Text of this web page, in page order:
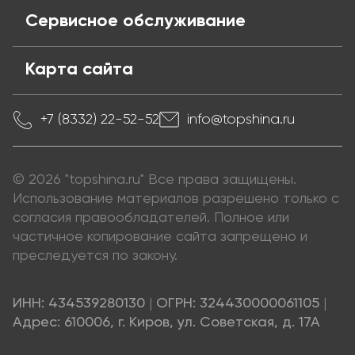
Сервисное обслуживание
Карта сайта
+7 (8332) 22-52-52 info@topshina.ru
© 2026 "topshina.ru" Все права защищены.
Использование материалов разрешено только с
согласия правообладателей. Полное или
частичное копирование сайта запрещено и
преследуется по закону.
ИНН: 434539280130 ОГРН: 324430000061105
Адрес: 610006, г. Киров, ул. Советская, д. 17А